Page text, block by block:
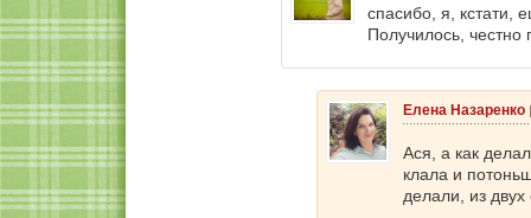
спасибо, я, кстати,
Получилось, честно
Елена Назаренко
Ася, а как
клала и
делали, из двух